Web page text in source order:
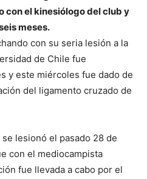
con el kinesiólogo del club y
meses.
con su seria lesión a la
de Chile fue
y este miércoles fue dado de
del ligamento cruzado de
lesionó el pasado 28 de
con el mediocampista
fue llevada a cabo por el